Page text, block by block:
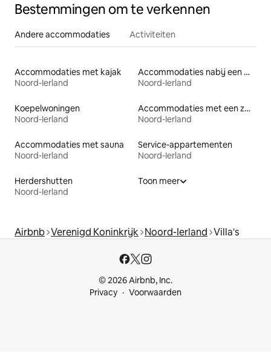
Bestemmingen om te verkennen
Andere accommodaties Activiteiten
Accommodaties met kajak
Noord-Ierland
Accommodaties nabij een meer
Noord-Ierland
Koepelwoningen
Noord-Ierland
Accommodaties met een zwembad
Noord-Ierland
Accommodaties met sauna
Noord-Ierland
Service-appartementen
Noord-Ierland
Herdershutten
Noord-Ierland
Toon meer
Airbnb Verenigd Koninkrijk Noord-Ierland Villa's
© 2026 Airbnb, Inc.
Privacy
Voorwaarden